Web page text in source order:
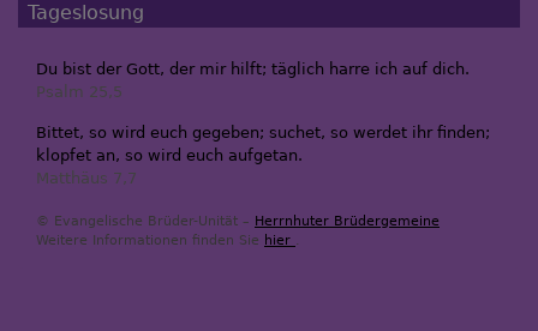
Tageslosung
Du bist der Gott, der mir hilft; täglich harre ich auf dich.
Psalm 25,5
Bittet, so wird euch gegeben; suchet, so werdet ihr finden;
klopfet an, so wird euch aufgetan.
Matthäus 7,7
© Evangelische Brüder-Unität – Herrnhuter Brüdergemeine
Weitere Informationen finden Sie hier .